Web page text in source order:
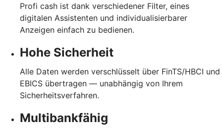
Profi cash ist dank verschiedener Filter, eines
digitalen Assistenten und individualisierbarer
Anzeigen einfach zu bedienen.
Hohe Sicherheit
Alle Daten werden verschlüsselt über FinTS/HBCI und
EBICS übertragen — unabhängig von Ihrem
Sicherheitsverfahren.
Multibankfähig